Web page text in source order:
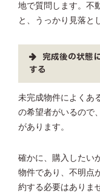
地で質問します。不
と、うっかり見落と
完成後の状態
する
未完成物件によくあ
の希望者がいるので
があります。
確かに、購入したい
物件であり、不明点
約する必要はありま